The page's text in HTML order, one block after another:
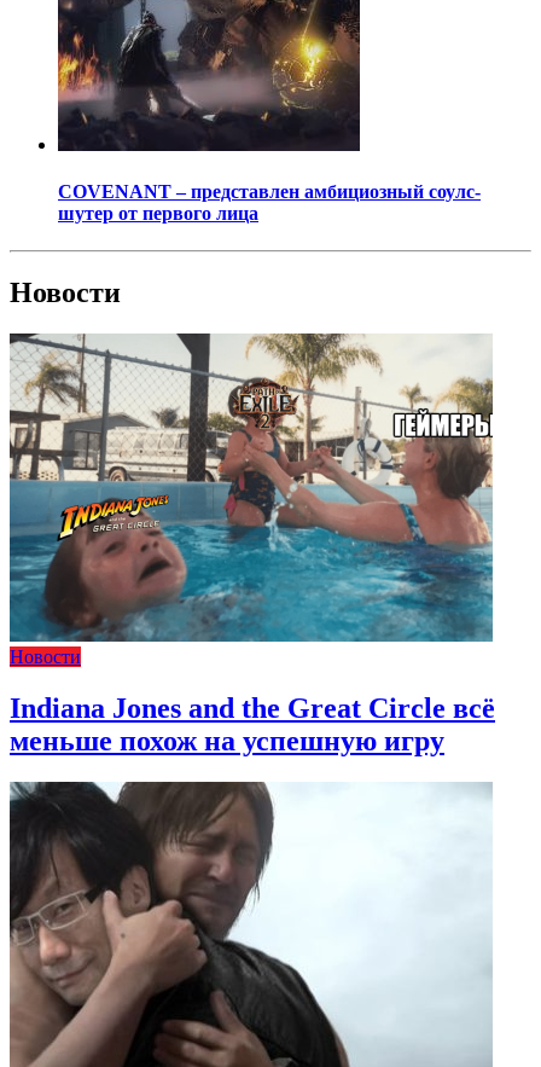
COVENANT – представлен амбициозный соулс-
шутер от первого лица
Новости
Новости
Indiana Jones and the Great Circle всё
меньше похож на успешную игру